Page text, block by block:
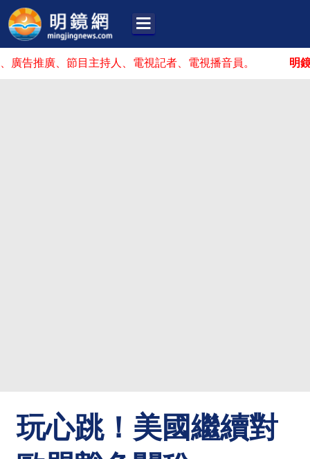
廣、節目主持人、電視記者、電視播音員。 明鏡招人
玩心跳！美國繼續對